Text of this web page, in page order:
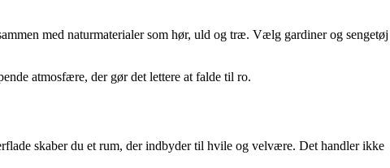
med naturmaterialer som hør, uld og træ. Vælg gardiner og sengetøj
atmosfære, der gør det lettere at falde til ro.
skaber du et rum, der indbyder til hvile og velvære. Det handler ikke